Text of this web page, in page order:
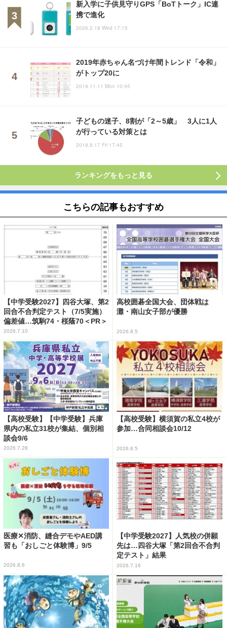
新入学に子供見守りGPS「BoTトーク」IC連
携で進化
2026.2.18 Wed 17:15
2019年赤ちゃん名づけ年間トレンド「令和」
がトップ20に
2019.11.11 Mon 10:45
子どもの迷子、8割が「2～5歳」 3人に1人
が行っている対策とは
2018.8.17 Fri 17:45
ランキングをもっと見る
こちらの記事もおすすめ
【中学受験2027】四谷大塚、第2
回合不合判定テスト（7/5実施）
偏差値…筑駒74・桜蔭70＜PR＞
2026.7.10
高校囲碁全国大会、団体戦は
灘・南山女子部が優勝
2026.8.5
【高校受験】【中学受験】兵庫
県内の私立31校が集結、個別相
談会9/6
2026.7.28
【高校受験】横須賀の私立4校が
参加…合同相談会10/12
2026.8.5
医療✕消防、縫合デモやAED講
習も「おしごと体験博」9/5
2026.8.6
【中学受験2027】人気校の併願
先は…四谷大塚「第2回合不合判
定テスト」結果
2026.7.16